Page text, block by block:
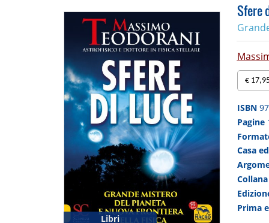
Libri
Sfere
€
ISBN
Pagine
Casa
Prima